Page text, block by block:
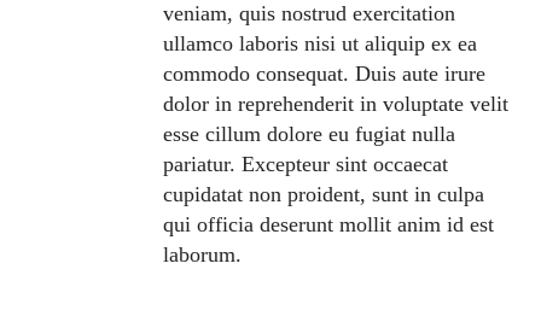
veniam, quis nostrud exercitation
ullamco laboris nisi ut aliquip ex ea
commodo consequat. Duis aute irure
dolor in reprehenderit in voluptate velit
esse cillum dolore eu fugiat nulla
pariatur. Excepteur sint occaecat
cupidatat non proident, sunt in culpa
qui officia deserunt mollit anim id est
laborum.